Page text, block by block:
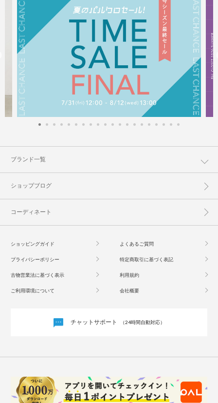
ブランド一覧
ショップブログ
コーディネート
ショッピングガイド よくあるご質問
プライバシーポリシー 特定商取引に基づく表記
古物営業法に基づく表示 利用規約
ご利用環境について 会社概要
チャットサポート （24時間自動対応）